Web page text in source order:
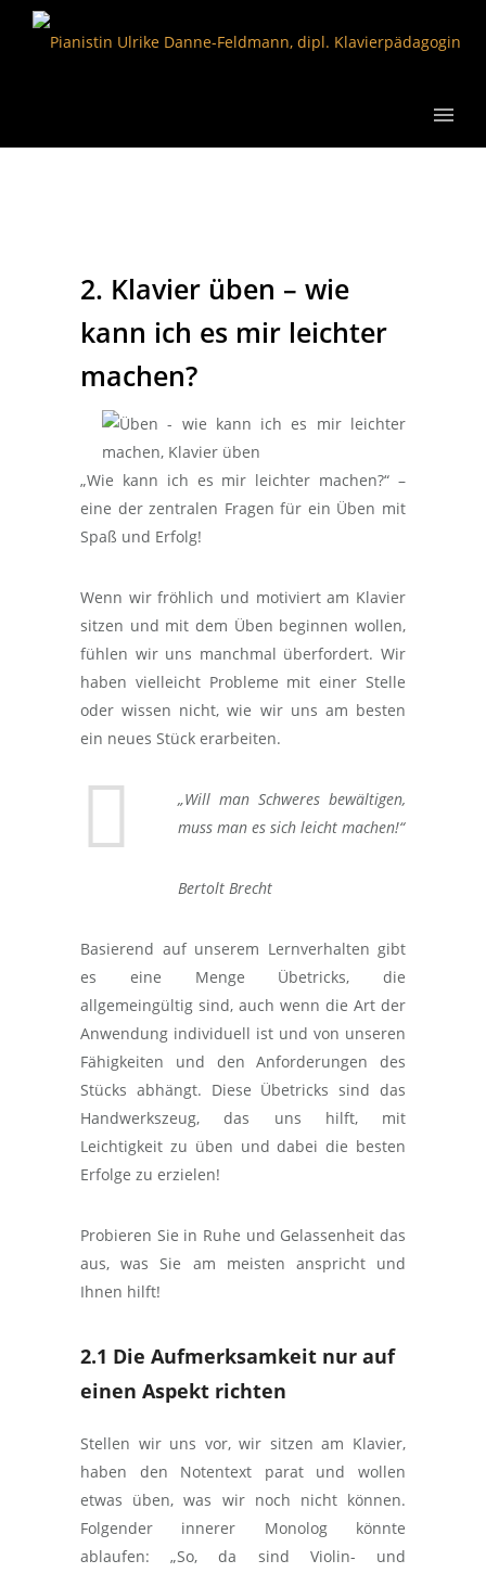
2. Klavier üben – wie
kann ich es mir leichter
machen?
„Wie kann ich es mir leichter machen?“ –
eine der zentralen Fragen für ein Üben mit
Spaß und Erfolg!
Wenn wir fröhlich und motiviert am Klavier
sitzen und mit dem Üben beginnen wollen,
fühlen wir uns manchmal überfordert. Wir
haben vielleicht Probleme mit einer Stelle
oder wissen nicht, wie wir uns am besten
ein neues Stück erarbeiten.
„Will man Schweres bewältigen,
muss man es sich leicht machen!“
Bertolt Brecht
Basierend auf unserem Lernverhalten gibt
es eine Menge Übetricks, die
allgemeingültig sind, auch wenn die Art der
Anwendung individuell ist und von unseren
Fähigkeiten und den Anforderungen des
Stücks abhängt. Diese Übetricks sind das
Handwerkszeug, das uns hilft, mit
Leichtigkeit zu üben und dabei die besten
Erfolge zu erzielen!
Probieren Sie in Ruhe und Gelassenheit das
aus, was Sie am meisten anspricht und
Ihnen hilft!
2.1 Die Aufmerksamkeit nur auf
einen Aspekt richten
Stellen wir uns vor, wir sitzen am Klavier,
haben den Notentext parat und wollen
etwas üben, was wir noch nicht können.
Folgender innerer Monolog könnte
ablaufen: „So, da sind Violin- und